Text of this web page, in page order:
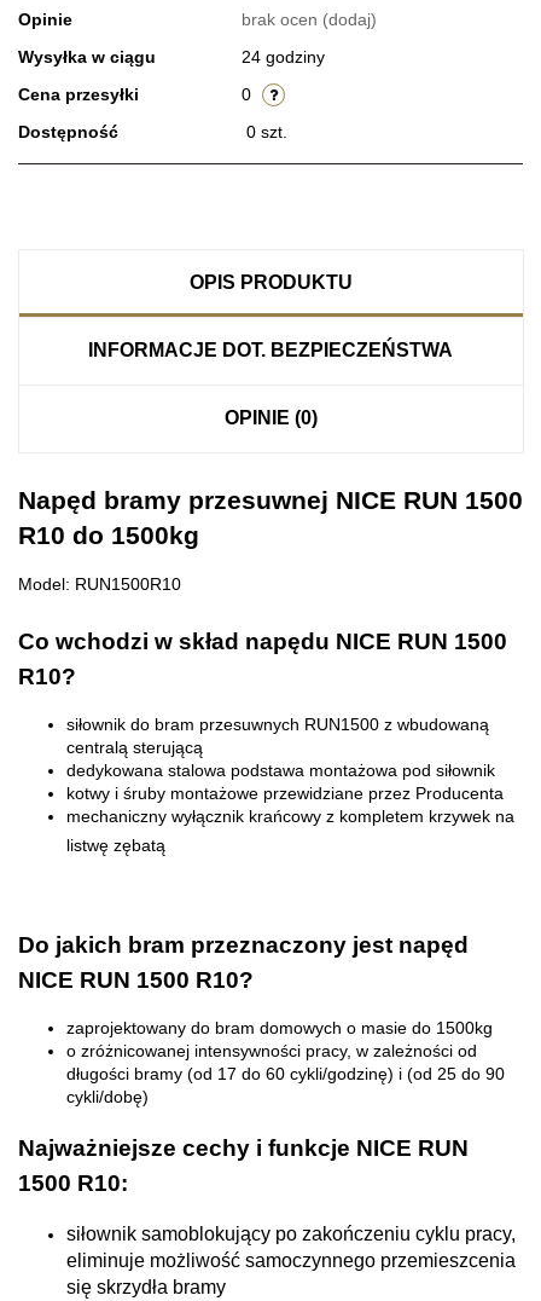
Opinie brak ocen (dodaj)
Wysyłka w ciągu
24 godziny
Cena przesyłki
0
Dostępność
0 szt.
OPIS PRODUKTU
INFORMACJE DOT. BEZPIECZEŃSTWA
OPINIE (0)
Napęd bramy przesuwnej NICE RUN 1500
R10 do 1500kg
Model: RUN1500R10
Co wchodzi w skład napędu NICE RUN 1500
R10?
siłownik do bram przesuwnych RUN1500 z wbudowaną
centralą sterującą
dedykowana stalowa podstawa montażowa pod siłownik
kotwy i śruby montażowe przewidziane przez Producenta
mechaniczny wyłącznik krańcowy z kompletem krzywek na
listwę zębatą
Do jakich bram przeznaczony jest napęd
NICE RUN 1500 R10?
zaprojektowany do bram domowych o masie do 1500kg
o zróżnicowanej intensywności pracy, w zależności od
długości bramy (od 17 do 60 cykli/godzinę) i (od 25 do 90
cykli/dobę)
Najważniejsze cechy i funkcje NICE RUN
1500 R10:
siłownik samoblokujący po zakończeniu cyklu pracy,
eliminuje możliwość samoczynnego przemieszcenia
się skrzydła bramy